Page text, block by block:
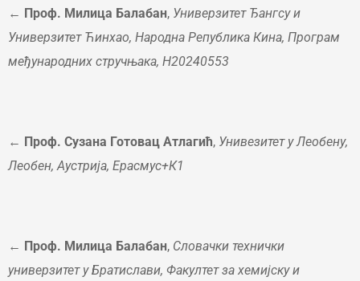
← Проф. Милица Балабан, Универзитет Ђангсу и
Универзитет Ћинхао, Народна Република Кина, Програм
међународних стручњака, H20240553
← Проф. Сузана Готовац Атлагић, Унивезитет у Леобену,
Леобен, Аустрија, Ерасмус+К1
← Проф. Милица Балабан, Словачки технички
универзитет у Братислави, Факултет за хемијску и